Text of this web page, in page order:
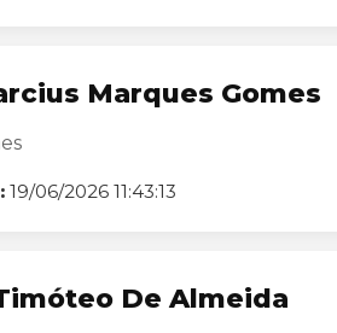
Marques Gomes
19/06/2026 11:43:13
De Almeida